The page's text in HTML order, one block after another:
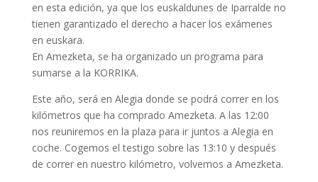
en esta edición, ya que los euskaldunes de Iparralde no
tienen garantizado el derecho a hacer los exámenes
en euskara.
En Amezketa, se ha organizado un programa para
sumarse a la KORRIKA.
Este año, será en Alegia donde se podrá correr en los
kilómetros que ha comprado Amezketa. A las 12:00
nos reuniremos en la plaza para ir juntos a Alegia en
coche. Cogemos el testigo sobre las 13:10 y después
de correr en nuestro kilómetro, volvemos a Amezketa.